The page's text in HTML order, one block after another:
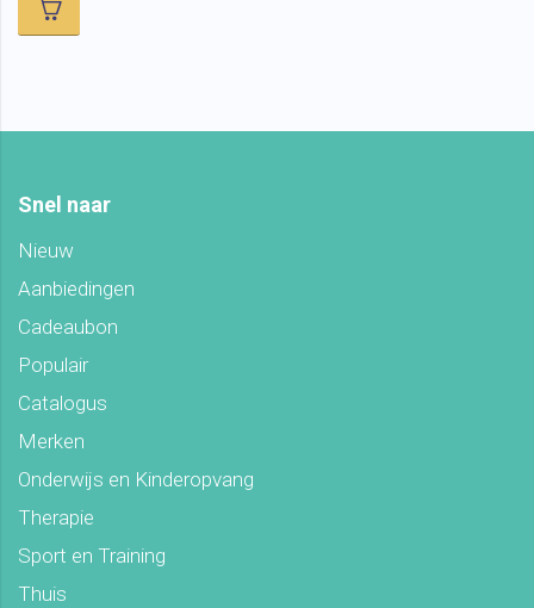
Snel naar
Nieuw
Aanbiedingen
Cadeaubon
Populair
Catalogus
Merken
Onderwijs en Kinderopvang
Therapie
Sport en Training
Thuis